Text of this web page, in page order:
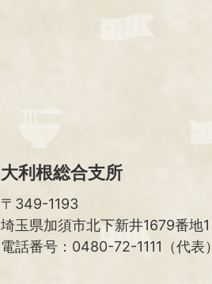
大利根総合支所
〒349-1193
埼玉県加須市北下新井1679番地1
電話番号：0480-72-1111（代表）